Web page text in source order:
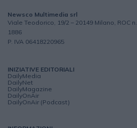
Newsco Multimedia srl
Viale Teodorico, 19/2 – 20149 Milano, ROC n.
1886
P. IVA 06418220965
INIZIATIVE EDITORIALI
DailyMedia
DailyNet
DailyMagazine
DailyOnAir
DailyOnAir (Podcast)